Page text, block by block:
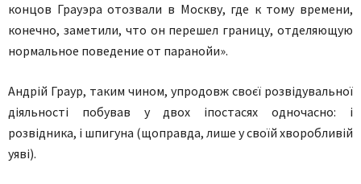
концов Грауэра отозвали в Москву, где к тому времени,
конечно, заметили, что он перешел границу, отделяющую
нормальное поведение от паранойи».
Андрій Граур, таким чином, упродовж своєї розвідувальної
діяльності побував у двох іпостасях одночасно: і
розвідника, і шпигуна (щоправда, лише у своїй хворобливій
уяві).